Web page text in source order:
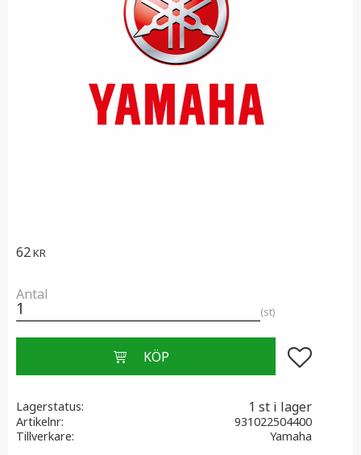
62KR
Antal
st
Lägg till i
Lagerstatus 1 st i lager
Artikelnr
931022504400
Tillverkare
Yamaha